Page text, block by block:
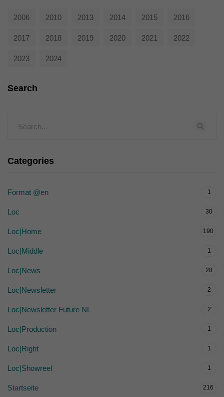
2006 2010 2013 2014 2015 2016
2017 2018 2019 2020 2021 2022
2023 2024
Search
Categories
Format @en 1
Loc 30
Loc|Home 190
Loc|Middle 1
Loc|News 28
Loc|Newsletter 2
Loc|Newsletter Future NL 2
Loc|Production 1
Loc|Right 1
Loc|Showreel 1
Startseite 216